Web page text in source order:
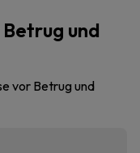
und
vor Betrug und